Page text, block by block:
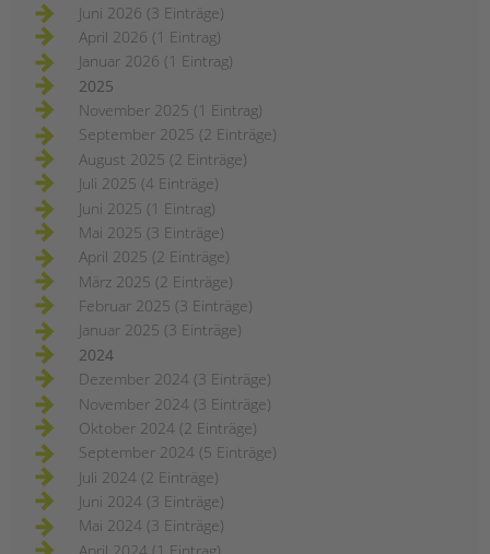
Juni 2026 (3 Einträge)
April 2026 (1 Eintrag)
Januar 2026 (1 Eintrag)
2025
November 2025 (1 Eintrag)
September 2025 (2 Einträge)
August 2025 (2 Einträge)
Juli 2025 (4 Einträge)
Juni 2025 (1 Eintrag)
Mai 2025 (3 Einträge)
April 2025 (2 Einträge)
März 2025 (2 Einträge)
Februar 2025 (3 Einträge)
Januar 2025 (3 Einträge)
2024
Dezember 2024 (3 Einträge)
November 2024 (3 Einträge)
Oktober 2024 (2 Einträge)
September 2024 (5 Einträge)
Juli 2024 (2 Einträge)
Juni 2024 (3 Einträge)
Mai 2024 (3 Einträge)